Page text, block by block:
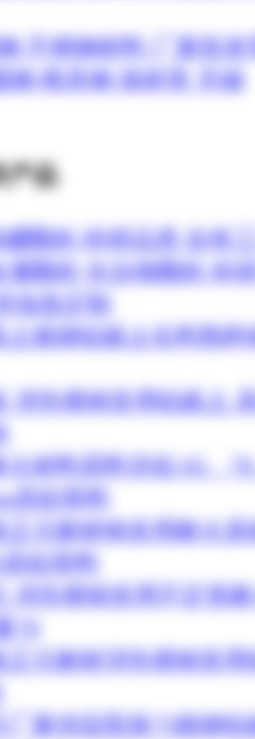
不锈钢材料 厂家批发
钢 模具钢 保材质 无锡
产品
硼颗粒 科研品质 自有
属颗粒 化合物颗粒 科
加急定制
土煅烧铝矾土生料熟料
消失模铸造用铝矾土
火材料原料含铝 65、
高铝骨料
正元耐材铸造用耐火原
铝骨料
消失模铸造用不定形
正元耐材消失模铸造用
厂家供应阳泉75煅烧铝